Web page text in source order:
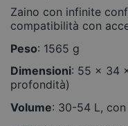
Zaino con infinite
compatibilità con
Peso: 1565 g
Dimensioni: 55 x 34
profondità)
Volume: 30-54 L,